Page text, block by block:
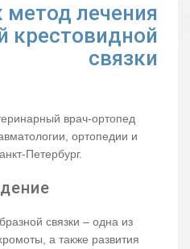
метод лечения
крестовидной
связки
врач-ортопед
ортопедии и
Петербург.
связки – одна из
а также развития